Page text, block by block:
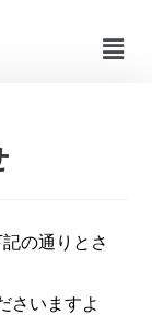
の通りとさ
さいますよ